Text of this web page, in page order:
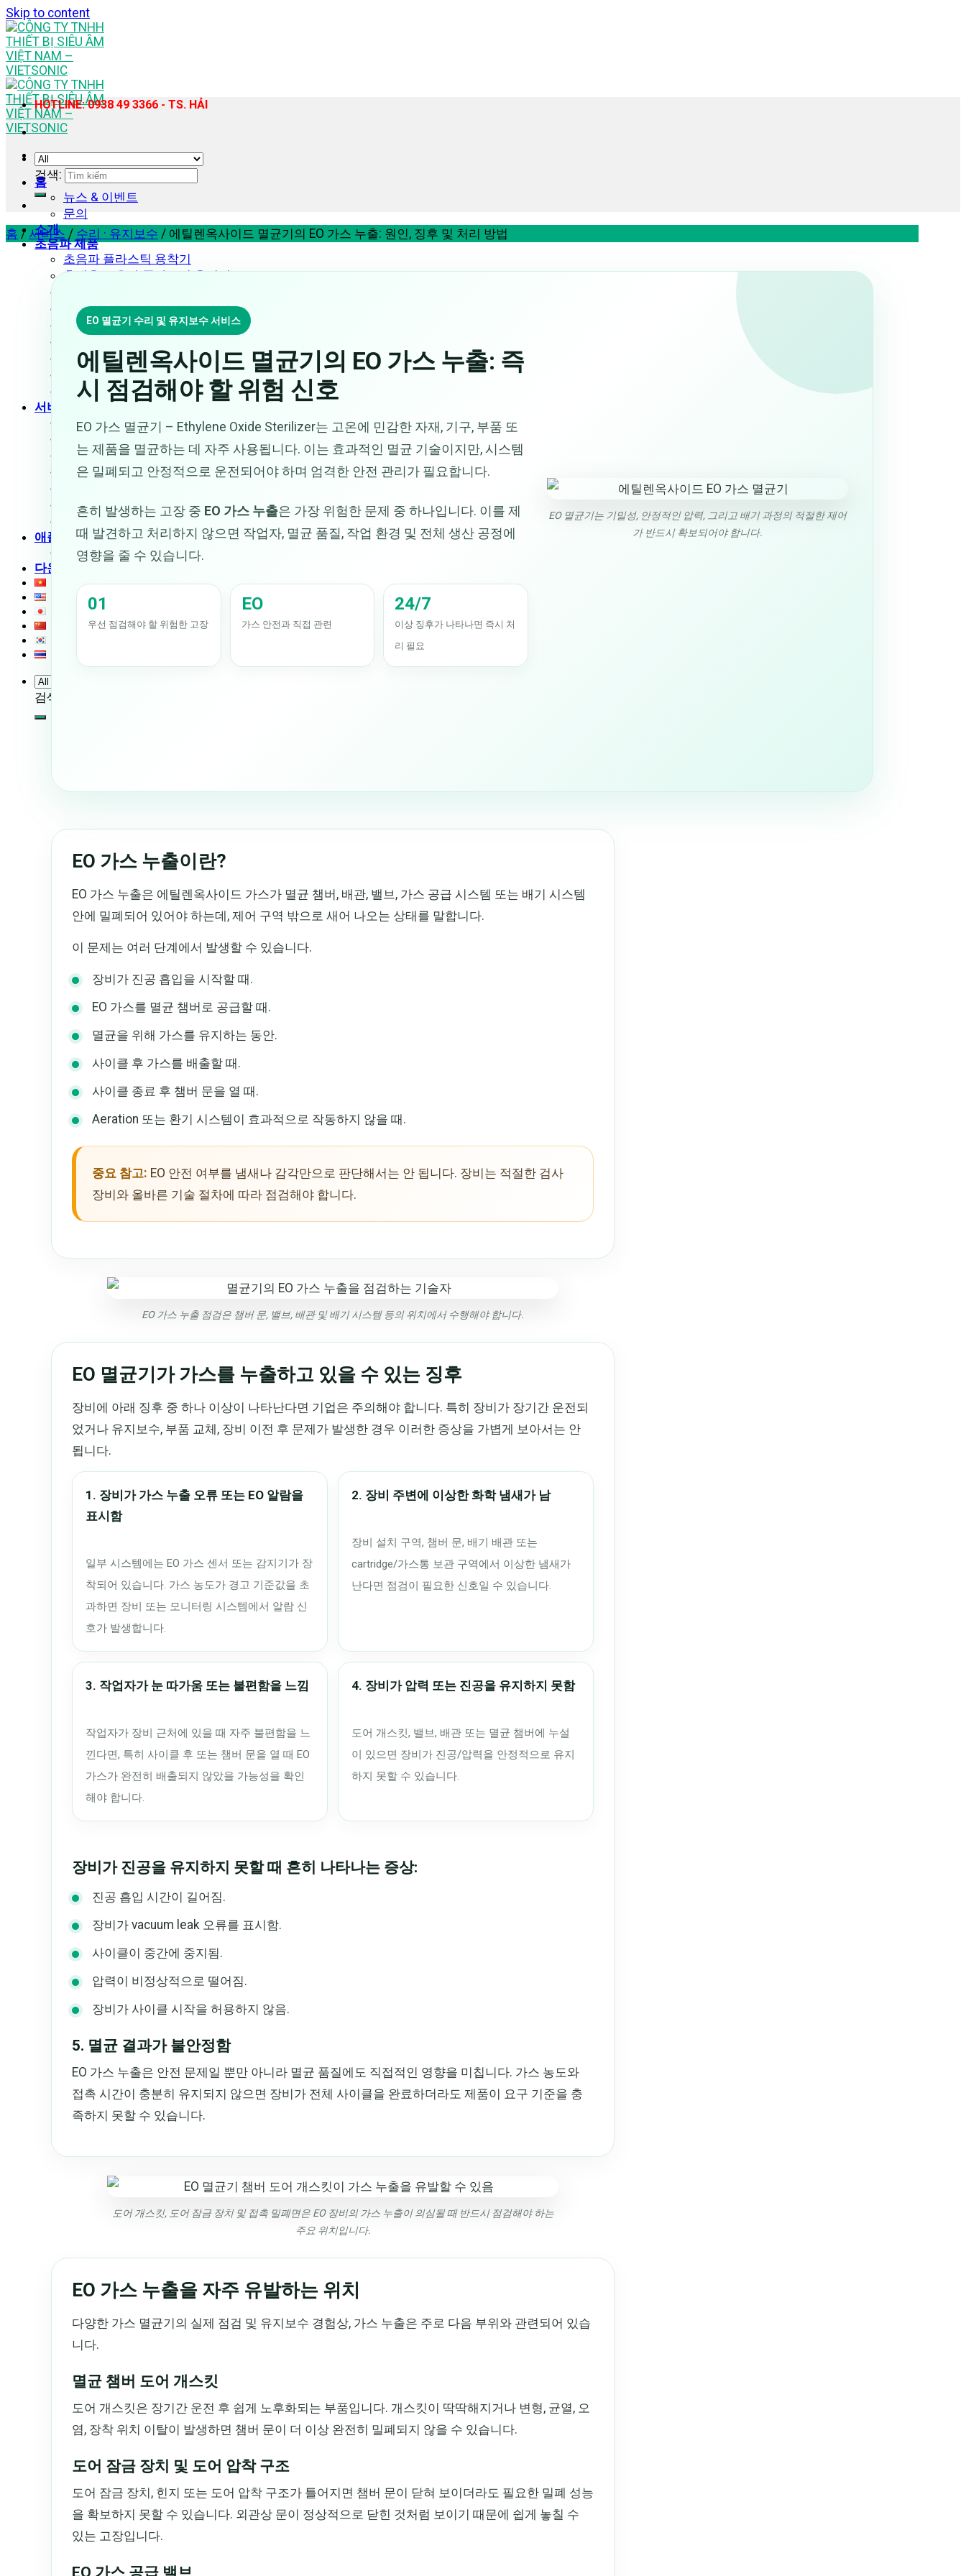
Skip to content
홈
뉴스 & 이벤트
문의
소개
초음파 제품
초음파 플라스틱 용착기
휴대용 초음파 플라스틱 용접기
초음파 균질기 – 추출 장비
초음파 커팅기
초음파 세척기
금속 초음파 용착기
부직포 가방 생산 라인
서비스
기업 교육
상담 및 설계
기계 가공
수리 · 유지보수
초음파 진동 스크린
초음파 코팅 시스템
애플리케이션 영상
초음파 용착기
다운로드
검색:
HOTLINE: 0938 49 3366 - TS. HẢI
검색:
홈 / 서비스 / 수리 · 유지보수 / 에틸렌옥사이드 멸균기의 EO 가스 누출: 원인, 징후 및 처리 방법
EO 멸균기 수리 및 유지보수 서비스
에틸렌옥사이드 멸균기의 EO 가스 누출: 즉
시 점검해야 할 위험 신호
EO 가스 멸균기 – Ethylene Oxide Sterilizer는 고온에 민감한 자재, 기구, 부품 또
는 제품을 멸균하는 데 자주 사용됩니다. 이는 효과적인 멸균 기술이지만, 시스템
은 밀폐되고 안정적으로 운전되어야 하며 엄격한 안전 관리가 필요합니다.
흔히 발생하는 고장 중 EO 가스 누출은 가장 위험한 문제 중 하나입니다. 이를 제
때 발견하고 처리하지 않으면 작업자, 멸균 품질, 작업 환경 및 전체 생산 공정에
영향을 줄 수 있습니다.
01
우선 점검해야 할 위험한 고장
EO
가스 안전과 직접 관련
24/7
이상 징후가 나타나면 즉시 처
리 필요
EO 멸균기는 기밀성, 안정적인 압력, 그리고 배기 과정의 적절한 제어
가 반드시 확보되어야 합니다.
EO 가스 누출이란?
EO 가스 누출은 에틸렌옥사이드 가스가 멸균 챔버, 배관, 밸브, 가스 공급 시스템 또는 배기 시스템
안에 밀폐되어 있어야 하는데, 제어 구역 밖으로 새어 나오는 상태를 말합니다.
이 문제는 여러 단계에서 발생할 수 있습니다.
장비가 진공 흡입을 시작할 때.
EO 가스를 멸균 챔버로 공급할 때.
멸균을 위해 가스를 유지하는 동안.
사이클 후 가스를 배출할 때.
사이클 종료 후 챔버 문을 열 때.
Aeration 또는 환기 시스템이 효과적으로 작동하지 않을 때.
중요 참고: EO 안전 여부를 냄새나 감각만으로 판단해서는 안 됩니다. 장비는 적절한 검사
장비와 올바른 기술 절차에 따라 점검해야 합니다.
EO 가스 누출 점검은 챔버 문, 밸브, 배관 및 배기 시스템 등의 위치에서 수행해야 합니다.
EO 멸균기가 가스를 누출하고 있을 수 있는 징후
장비에 아래 징후 중 하나 이상이 나타난다면 기업은 주의해야 합니다. 특히 장비가 장기간 운전되
었거나 유지보수, 부품 교체, 장비 이전 후 문제가 발생한 경우 이러한 증상을 가볍게 보아서는 안
됩니다.
1. 장비가 가스 누출 오류 또는 EO 알람을
표시함
일부 시스템에는 EO 가스 센서 또는 감지기가 장
착되어 있습니다. 가스 농도가 경고 기준값을 초
과하면 장비 또는 모니터링 시스템에서 알람 신
호가 발생합니다.
2. 장비 주변에 이상한 화학 냄새가 남
장비 설치 구역, 챔버 문, 배기 배관 또는
cartridge/가스통 보관 구역에서 이상한 냄새가
난다면 점검이 필요한 신호일 수 있습니다.
3. 작업자가 눈 따가움 또는 불편함을 느낌
작업자가 장비 근처에 있을 때 자주 불편함을 느
낀다면, 특히 사이클 후 또는 챔버 문을 열 때 EO
가스가 완전히 배출되지 않았을 가능성을 확인
해야 합니다.
4. 장비가 압력 또는 진공을 유지하지 못함
도어 개스킷, 밸브, 배관 또는 멸균 챔버에 누설
이 있으면 장비가 진공/압력을 안정적으로 유지
하지 못할 수 있습니다.
장비가 진공을 유지하지 못할 때 흔히 나타나는 증상:
진공 흡입 시간이 길어짐.
장비가 vacuum leak 오류를 표시함.
사이클이 중간에 중지됨.
압력이 비정상적으로 떨어짐.
장비가 사이클 시작을 허용하지 않음.
5. 멸균 결과가 불안정함
EO 가스 누출은 안전 문제일 뿐만 아니라 멸균 품질에도 직접적인 영향을 미칩니다. 가스 농도와
접촉 시간이 충분히 유지되지 않으면 장비가 전체 사이클을 완료하더라도 제품이 요구 기준을 충
족하지 못할 수 있습니다.
도어 개스킷, 도어 잠금 장치 및 접촉 밀폐면은 EO 장비의 가스 누출이 의심될 때 반드시 점검해야 하는
주요 위치입니다.
EO 가스 누출을 자주 유발하는 위치
다양한 가스 멸균기의 실제 점검 및 유지보수 경험상, 가스 누출은 주로 다음 부위와 관련되어 있습
니다.
멸균 챔버 도어 개스킷
도어 개스킷은 장기간 운전 후 쉽게 노후화되는 부품입니다. 개스킷이 딱딱해지거나 변형, 균열, 오
염, 장착 위치 이탈이 발생하면 챔버 문이 더 이상 완전히 밀폐되지 않을 수 있습니다.
도어 잠금 장치 및 도어 압착 구조
도어 잠금 장치, 힌지 또는 도어 압착 구조가 틀어지면 챔버 문이 닫혀 보이더라도 필요한 밀폐 성능
을 확보하지 못할 수 있습니다. 외관상 문이 정상적으로 닫힌 것처럼 보이기 때문에 쉽게 놓칠 수
있는 고장입니다.